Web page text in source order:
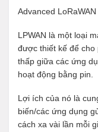
Advanced
LPWAN là một loại
được thiết kế để cho
thấp giữa các ứng
hoạt động bằng pin.
Lợi ích của nó là
biến/các ứng dụng
cách xa vài lần mỗi